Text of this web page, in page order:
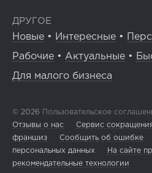
ДРУГОЕ
Новые • Интересные •
Рабочие • Актуальные •
Для малого бизнеса
© 2026 Пользовательское
Отзывы о нас
Сервис
франшиз
Сообщить об ошибке
персональных данных
На сайте
рекомендательные технологии